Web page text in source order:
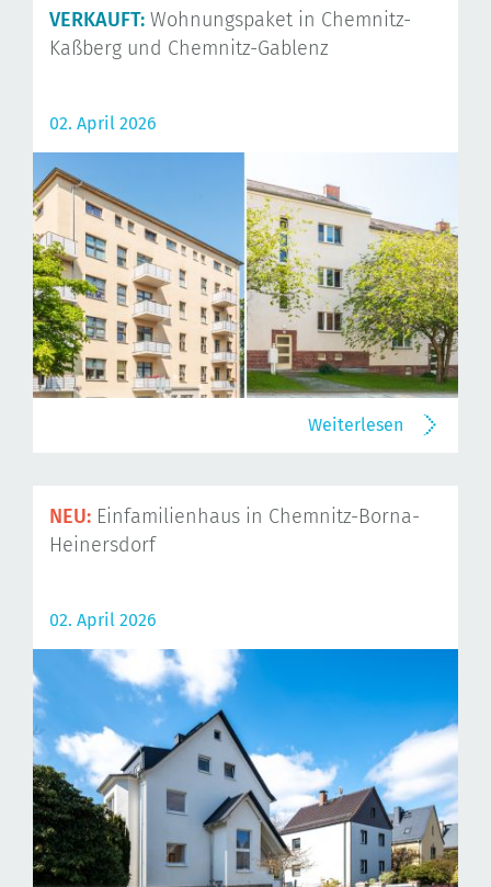
VERKAUFT: Wohnungspaket in Chemnitz-
Kaßberg und Chemnitz-Gablenz
02. April 2026
Weiterlesen
NEU: Einfamilienhaus in Chemnitz-Borna-
Heinersdorf
02. April 2026